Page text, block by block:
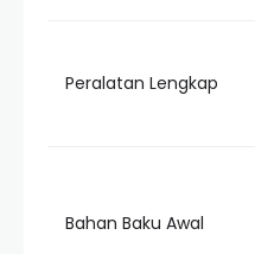
Peralatan Lengkap
Bahan Baku Awal